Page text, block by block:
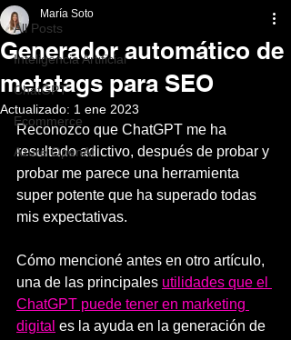
All Posts
Inteligencia Artificial
ChatGPT
Ecommerce
Azure OpenAI
Generador automático de
metatags para SEO
María Soto
Actualizado: 1 ene 2023
Reconozco que ChatGPT me ha
resultado adictivo, después de probar y
probar me parece una herramienta
super potente que ha superado todas
mis expectativas.
Cómo mencioné antes en otro artículo,
una de las principales utilidades que el
ChatGPT puede tener en marketing
digital es la ayuda en la generación de